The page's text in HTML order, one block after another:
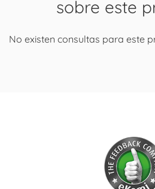
sobre este
No existen consultas para este